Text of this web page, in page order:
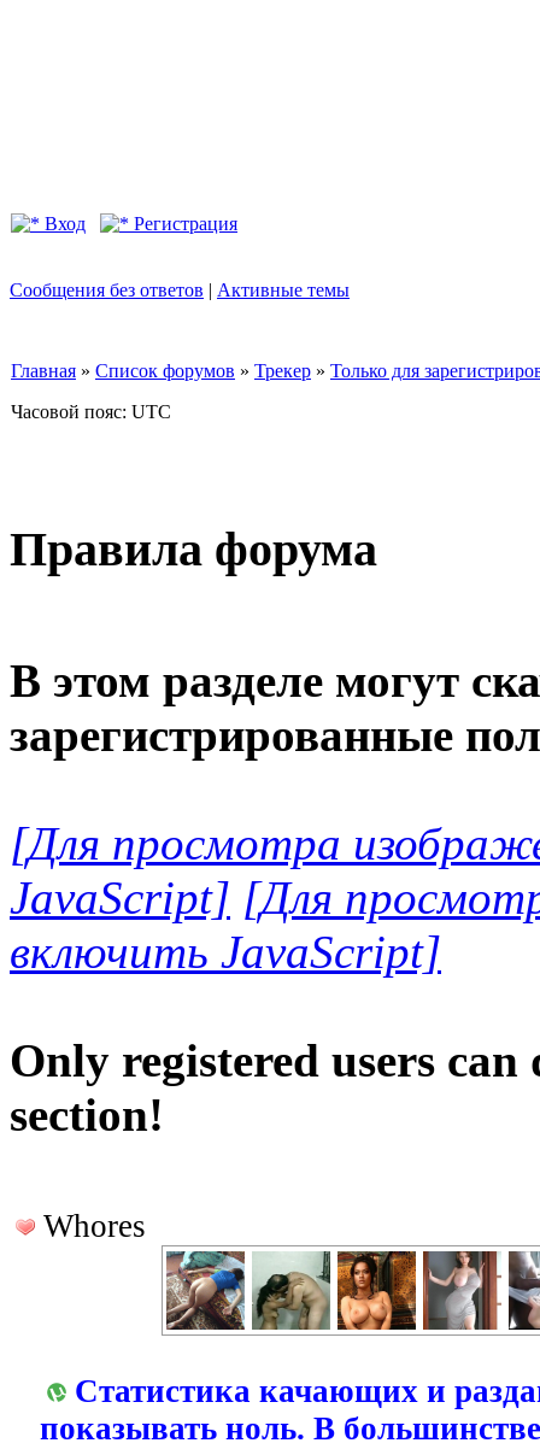
Вход Регистрация
Сообщения без ответов | Активные темы
Главная » Список форумов » Трекер » Только для
Часовой пояс: UTC
Правила форума
В этом разделе могут
зарегистрированные
[Для просмотра
JavaScript] [Для
включить JavaScript]
Only registered users
section!
Whores
Статистика качающих и
показывать ноль. В